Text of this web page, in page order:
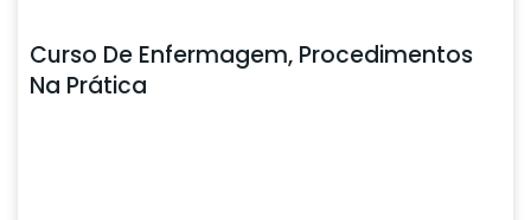
Curso De Enfermagem, Procedimentos
Na Prática